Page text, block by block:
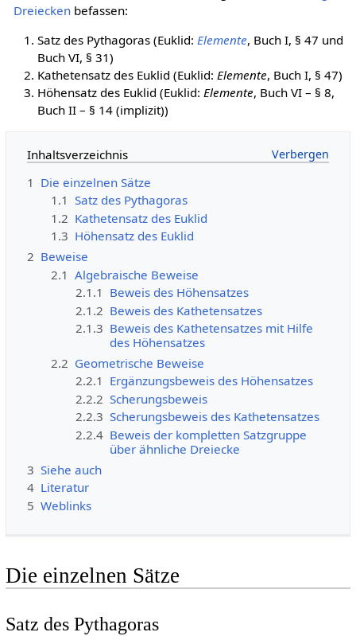
Dreieckenbefassen:
Satz des Pythagoras (Euklid: Elemente, Buch I, § 47 und
Buch VI, § 31)
Kathetensatz des Euklid (Euklid: Elemente, Buch I, § 47)
Höhensatz des Euklid (Euklid: Elemente, Buch VI – § 8,
Buch II – § 14 (implizit))
Inhaltsverzeichnis
1 Die einzelnen Sätze
1.1 Satz des Pythagoras
1.2 Kathetensatz des Euklid
1.3 Höhensatz des Euklid
2 Beweise
2.1 Algebraische Beweise
2.1.1 Beweis des Höhensatzes
2.1.2 Beweis des Kathetensatzes
2.1.3 Beweis des Kathetensatzes mit Hilfe
des Höhensatzes
2.2 Geometrische Beweise
2.2.1 Ergänzungsbeweis des Höhensatzes
2.2.2 Scherungsbeweis
2.2.3 Scherungsbeweis des Kathetensatzes
2.2.4 Beweis der kompletten Satzgruppe
über ähnliche Dreiecke
3 Siehe auch
4 Literatur
5 Weblinks
Die einzelnen Sätze
Satz des Pythagoras